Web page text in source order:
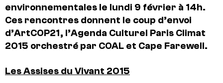
environnementales le lundi 9 février à 14h.
Ces rencontres donnent le coup d’envoi
d’ArtCOP21, l’Agenda Culturel Paris Climat
2015 orchestré par COAL et Cape Farewell.
Les Assises du Vivant 2015